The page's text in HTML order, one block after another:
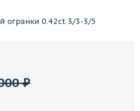
огранки 0.42ct 3/3-3/5
₽